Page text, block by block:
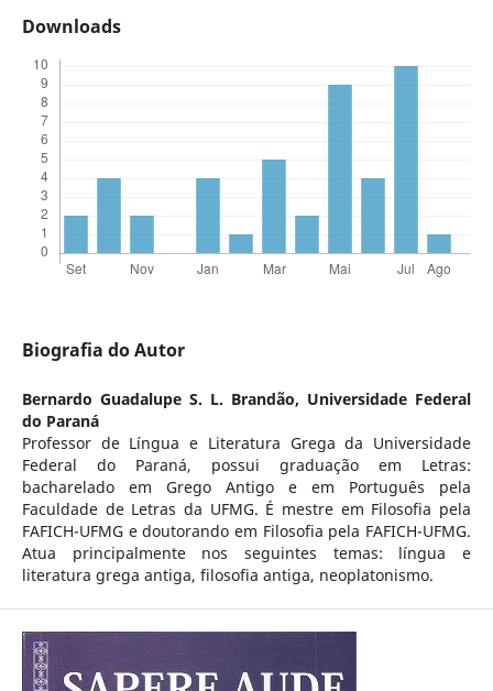
Downloads
Biografia do Autor
Bernardo Guadalupe S. L. Brandão, Universidade Federal
do Paraná
Professor de Língua e Literatura Grega da Universidade
Federal do Paraná, possui graduação em Letras:
bacharelado em Grego Antigo e em Português pela
Faculdade de Letras da UFMG. É mestre em Filosofia pela
FAFICH-UFMG e doutorando em Filosofia pela FAFICH-UFMG.
Atua principalmente nos seguintes temas: língua e
literatura grega antiga, filosofia antiga, neoplatonismo.